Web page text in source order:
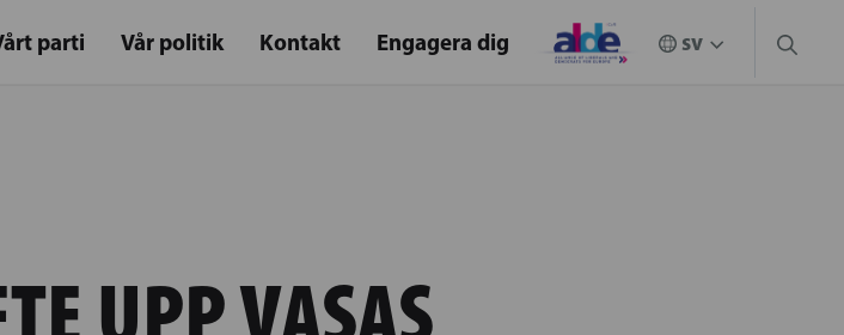
parti Vår politik Kontakt Engagera dig
UPP VASAS